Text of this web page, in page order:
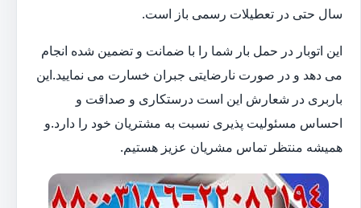
سال حتی در تعطیلات رسمی باز است.
این اتوبار در حمل بار شما را با ضمانت و تضمین شده انجام
می دهد و در صورت نارضایتی جبران خسارت می نمایید.این
باربری در شعارش این است درستکاری و صداقت و
احساس مسئولیت پذیری نسبت به مشتریان خود را دارد.و
همیشه منتظر تماس مشریان عزیز هستیم.